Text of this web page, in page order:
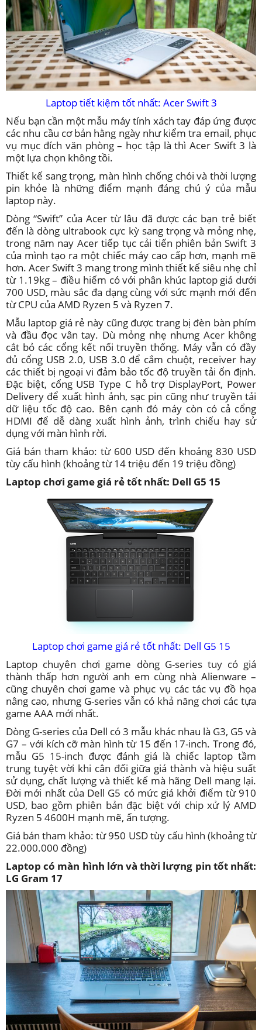
Laptop tiết kiệm tốt nhất: Acer Swift 3
Nếu bạn cần một mẫu máy tính xách tay đáp ứng được
các nhu cầu cơ bản hằng ngày như kiểm tra email, phục
vụ mục đích văn phòng – học tập là thì Acer Swift 3 là
một lựa chọn không tồi.
Thiết kế sang trọng, màn hình chống chói và thời lượng
pin khỏe là những điểm mạnh đáng chú ý của mẫu
laptop này.
Dòng “Swift” của Acer từ lâu đã được các bạn trẻ biết
đến là dòng ultrabook cực kỳ sang trọng và mỏng nhẹ,
trong năm nay Acer tiếp tục cải tiến phiên bản Swift 3
của mình tạo ra một chiếc máy cao cấp hơn, mạnh mẽ
hơn. Acer Swift 3 mang trong mình thiết kế siêu nhẹ chỉ
từ 1.19kg – điều hiếm có với phân khúc laptop giá dưới
700 USD, màu sắc đa dạng cùng với sức mạnh mới đến
từ CPU của AMD Ryzen 5 và Ryzen 7.
Mẫu laptop giá rẻ này cũng được trang bị đèn bàn phím
và đầu đọc vân tay. Dù mỏng nhẹ nhưng Acer không
cắt bỏ các cổng kết nối truyền thống. Máy vẫn có đầy
đủ cổng USB 2.0, USB 3.0 để cắm chuột, receiver hay
các thiết bị ngoại vi đảm bảo tốc độ truyền tải ổn định.
Đặc biệt, cổng USB Type C hỗ trợ DisplayPort, Power
Delivery để xuất hình ảnh, sạc pin cũng như truyền tải
dữ liệu tốc độ cao. Bên cạnh đó máy còn có cả cổng
HDMI để dễ dàng xuất hình ảnh, trình chiếu hay sử
dụng với màn hình rời.
Giá bán tham khảo: từ 600 USD đến khoảng 830 USD
tùy cấu hình (khoảng từ 14 triệu đến 19 triệu đồng)
Laptop chơi game giá rẻ tốt nhất: Dell G5 15
Laptop chơi game giá rẻ tốt nhất: Dell G5 15
Laptop chuyên chơi game dòng G-series tuy có giá
thành thấp hơn người anh em cùng nhà Alienware –
cũng chuyên chơi game và phục vụ các tác vụ đồ họa
nâng cao, nhưng G-series vẫn có khả năng chơi các tựa
game AAA mới nhất.
Dòng G-series của Dell có 3 mẫu khác nhau là G3, G5 và
G7 – với kích cỡ màn hình từ 15 đến 17-inch. Trong đó,
mẫu G5 15-inch được đánh giá là chiếc laptop tầm
trung tuyệt vời khi cân đối giữa giá thành và hiệu suất
sử dụng, chất lượng và thiết kế mà hãng Dell mang lại.
Đời mới nhất của Dell G5 có mức giá khởi điểm từ 910
USD, bao gồm phiên bản đặc biệt với chip xử lý AMD
Ryzen 5 4600H mạnh mẽ, ấn tượng.
Giá bán tham khảo: từ 950 USD tùy cấu hình (khoảng từ
22.000.000 đồng)
Laptop có màn hình lớn và thời lượng pin tốt nhất:
LG Gram 17